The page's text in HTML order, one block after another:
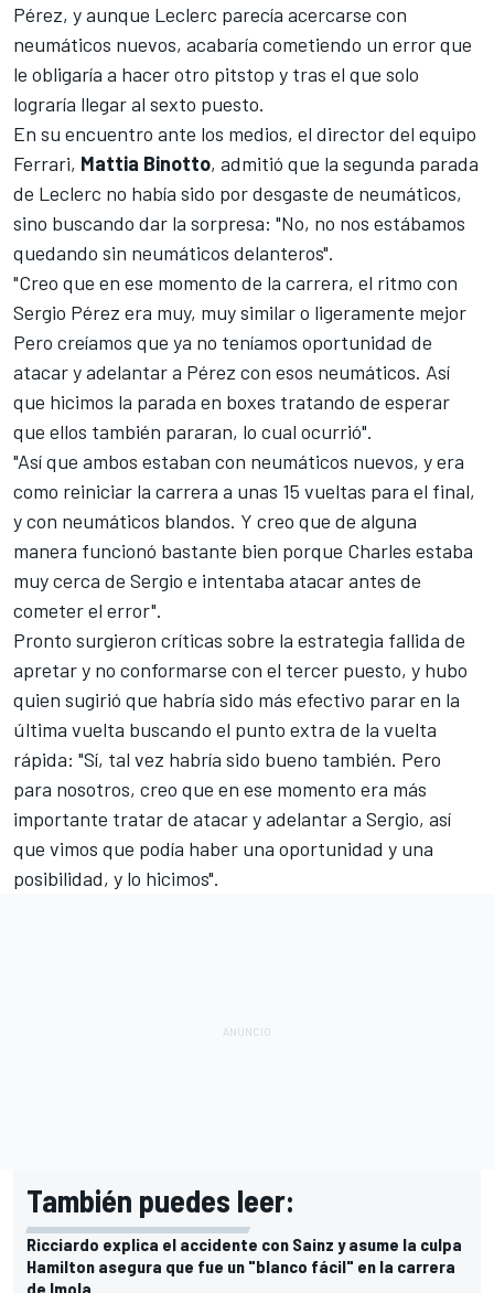
Pérez, y aunque Leclerc parecía acercarse con
neumáticos nuevos, acabaría cometiendo un error que
le obligaría a hacer otro pitstop y tras el que solo
lograría llegar al sexto puesto.
En su encuentro ante los medios, el director del equipo
Ferrari, Mattia Binotto, admitió que la segunda parada
de Leclerc no había sido por desgaste de neumáticos,
sino buscando dar la sorpresa: "No, no nos estábamos
quedando sin neumáticos delanteros".
"Creo que en ese momento de la carrera, el ritmo con
Sergio Pérez era muy, muy similar o ligeramente mejor
Pero creíamos que ya no teníamos oportunidad de
atacar y adelantar a Pérez con esos neumáticos. Así
que hicimos la parada en boxes tratando de esperar
que ellos también pararan, lo cual ocurrió".
"Así que ambos estaban con neumáticos nuevos, y era
como reiniciar la carrera a unas 15 vueltas para el final,
y con neumáticos blandos. Y creo que de alguna
manera funcionó bastante bien porque Charles estaba
muy cerca de Sergio e intentaba atacar antes de
cometer el error".
Pronto surgieron críticas sobre la estrategia fallida de
apretar y no conformarse con el tercer puesto, y hubo
quien sugirió que habría sido más efectivo parar en la
última vuelta buscando el punto extra de la vuelta
rápida: "Sí, tal vez habría sido bueno también. Pero
para nosotros, creo que en ese momento era más
importante tratar de atacar y adelantar a Sergio, así
que vimos que podía haber una oportunidad y una
posibilidad, y lo hicimos".
También puedes leer:
Ricciardo explica el accidente con Sainz y asume la culpa
Hamilton asegura que fue un "blanco fácil" en la carrera
de Imola